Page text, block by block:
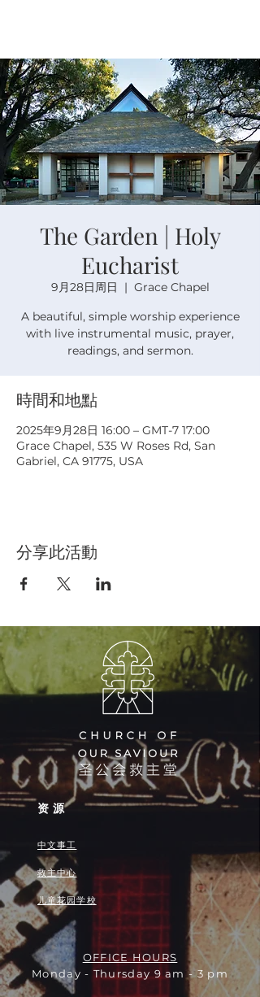
The Garden | Holy
Eucharist
9月28日周日
  |
Grace Chapel
A beautiful, simple worship experience
with live instrumental music, prayer,
readings, and sermon.
時間和地點
2025年9月28日 16:00 – GMT-7 17:00
Grace Chapel, 535 W Roses Rd, San
Gabriel, CA 91775, USA
分享此活動
资源
中文事工
救主中心
儿童花园学校
OFFICE HOURS
Monday - Thursday 9 am - 3 pm